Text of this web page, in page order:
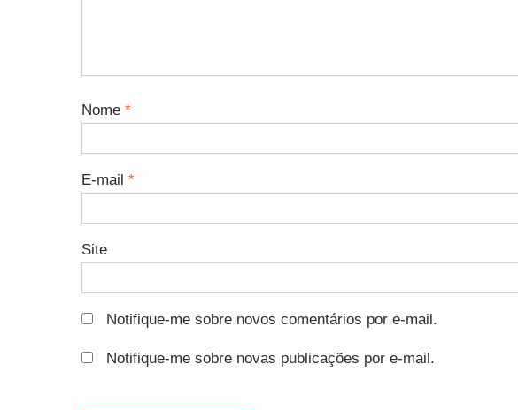
Nome *
E-mail *
Site
Notifique-me sobre novos comentários por e-mail.
Notifique-me sobre novas publicações por e-mail.